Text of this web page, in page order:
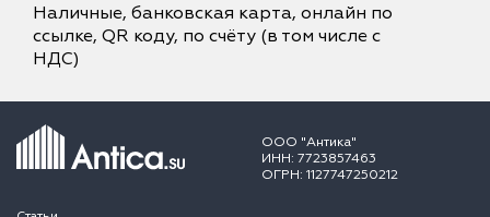
Наличные, банковская карта, онлайн по
ссылке, QR коду, по счёту (в том числе с
НДС)
ООО "Антика"
ИНН: 7723857463
ОГРН: 1127747250212